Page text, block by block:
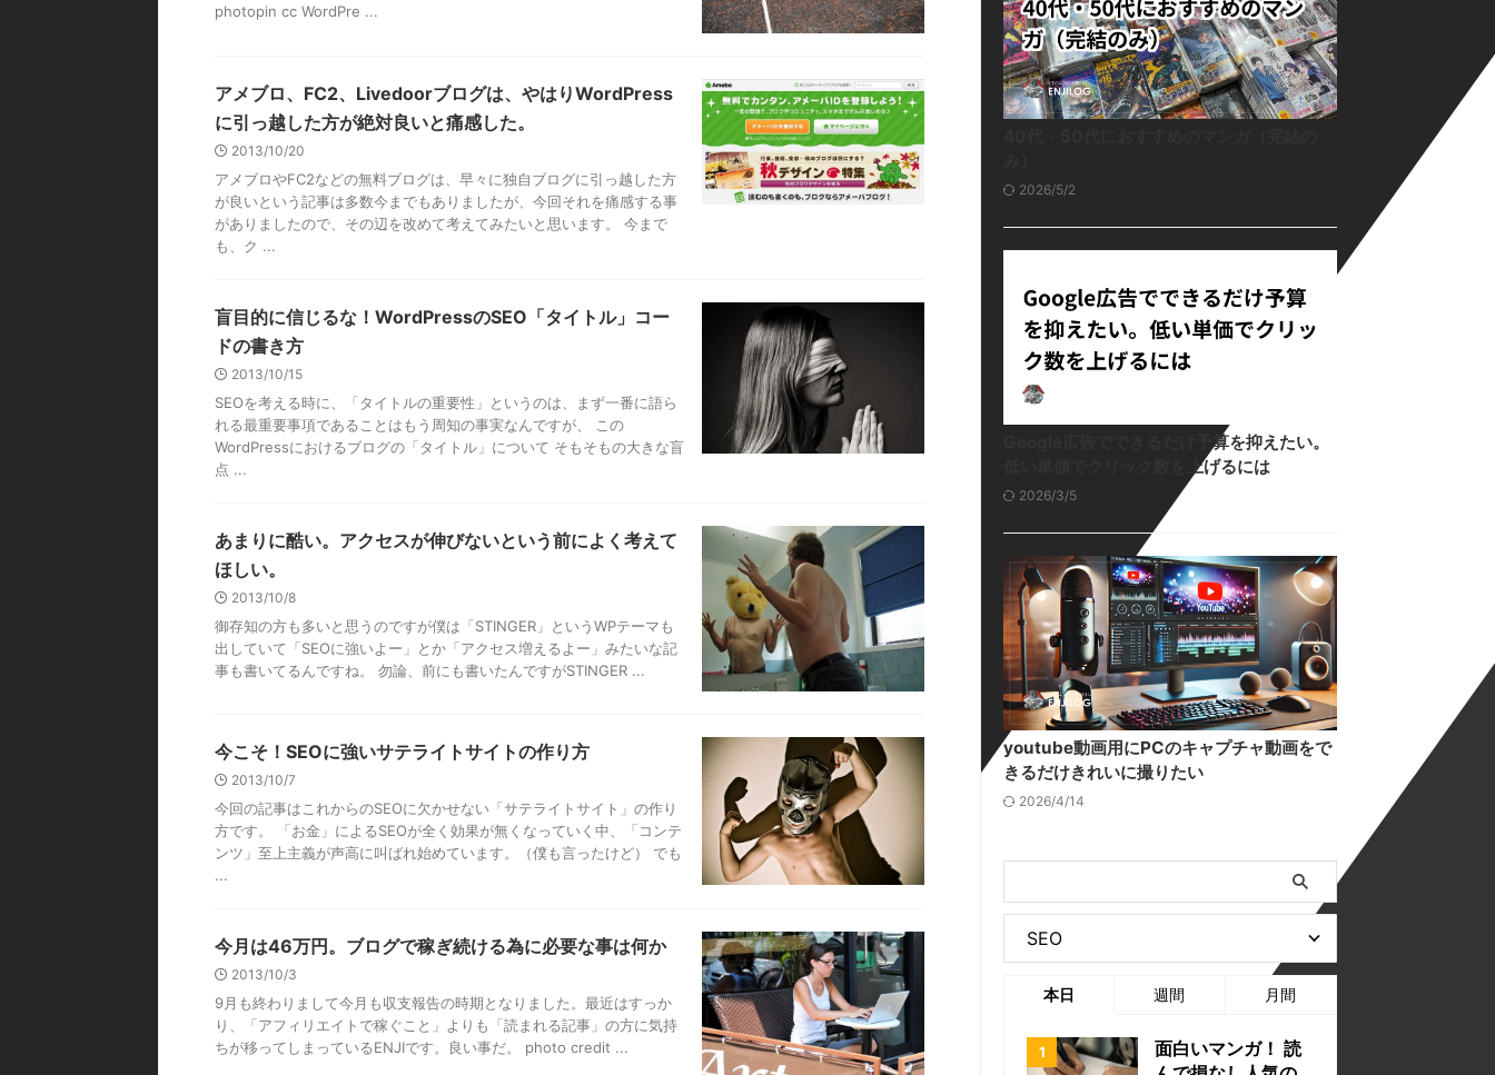
photopin cc WordPre ...
アメブロ、FC2、Livedoorブログは、やはりWordPress
に引っ越した方が絶対良いと痛感した。
2013/10/20
アメブロやFC2などの無料ブログは、早々に独自ブログに引っ越した方
が良いという記事は多数今までもありましたが、今回それを痛感する事
がありましたので、その辺を改めて考えてみたいと思います。 今まで
も、ク ...
盲目的に信じるな！WordPressのSEO「タイトル」コー
ドの書き方
2013/10/15
SEOを考える時に、「タイトルの重要性」というのは、まず一番に語ら
れる最重要事項であることはもう周知の事実なんですが、 この
WordPressにおけるブログの「タイトル」について そもそもの大きな盲
点 ...
あまりに酷い。アクセスが伸びないという前によく考えて
ほしい。
2013/10/8
御存知の方も多いと思うのですが僕は「STINGER」というWPテーマも
出していて「SEOに強いよー」とか「アクセス増えるよー」みたいな記
事も書いてるんですね。 勿論、前にも書いたんですがSTINGER ...
今こそ！SEOに強いサテライトサイトの作り方
2013/10/7
今回の記事はこれからのSEOに欠かせない「サテライトサイト」の作り
方です。 「お金」によるSEOが全く効果が無くなっていく中、「コンテ
ンツ」至上主義が声高に叫ばれ始めています。（僕も言ったけど） でも
...
今月は46万円。ブログで稼ぎ続ける為に必要な事は何か
2013/10/3
9月も終わりまして今月も収支報告の時期となりました。最近はすっか
り、「アフィリエイトで稼ぐこと」よりも「読まれる記事」の方に気持
ちが移ってしまっているENJIです。良い事だ。 photo credit ...
2026/5/2
Google広告でできるだけ予算を抑えたい。
低い単価でクリック数を上げるには
2026/3/5
youtube動画用にPCのキャプチャ動画をで
きるだけきれいに撮りたい
2026/4/14
本日 週間 月間
面白いマンガ！ 読